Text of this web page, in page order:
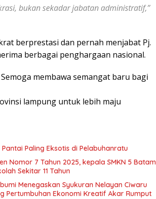
bukan sekadar jabatan administratif,”
berprestasi dan pernah menjabat Pj.
berbagai penghargaan nasional.
membawa semangat baru bagi
lampung untuk lebih maju
Paling Eksotis di Pelabuhanratu
Nomor 7 Tahun 2025, kepala SMKN 5 Batam
Sekitar 11 Tahun
Menegaskan Syukuran Nelayan Ciwaru
Pertumbuhan Ekonomi Kreatif Akar Rumput